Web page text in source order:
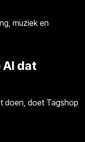
muziek en
dat
doen, doet Tagshop